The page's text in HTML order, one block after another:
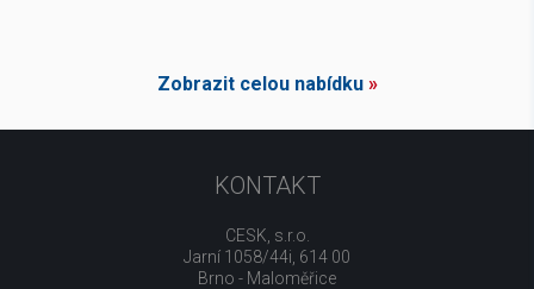
Zobrazit celou nabídku»
KONTAKT
CESK, s.r.o.
Jarní 1058/44i, 614 00
Brno - Maloměřice